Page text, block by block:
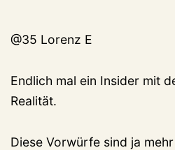
@35 Lorenz E
Endlich mal ein Insider mit
Realität.
Diese Vorwürfe sind ja